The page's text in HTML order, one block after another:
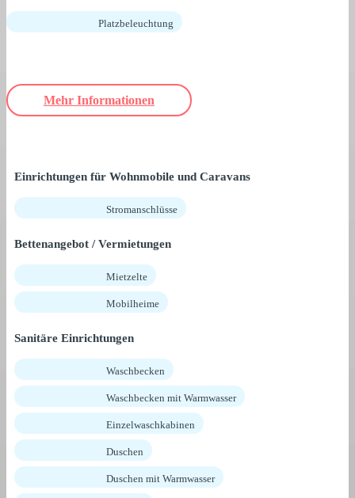
Platzbeleuchtung
Mehr Informationen
Einrichtungen für Wohnmobile und Caravans
Stromanschlüsse
Bettenangebot / Vermietungen
Mietzelte
Mobilheime
Sanitäre Einrichtungen
Waschbecken
Waschbecken mit Warmwasser
Einzelwaschkabinen
Duschen
Duschen mit Warmwasser